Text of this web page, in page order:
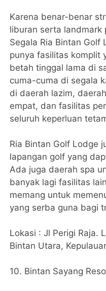
Karena benar-benar
liburan serta landmark
Segala Ria Bintan
punya fasilitas komplit
betah tinggal lama di
cuma-cuma di segala
di daerah lazim,
empat, dan fasilitas
seluruh keperluan
Ria Bintan Golf Lodge
lapangan golf yang
Ada juga daerah spa
banyak lagi fasilitas
memang untuk
yang serba guna bagi
Lokasi : Jl Perigi Raja.
Bintan Utara,
10. Bintan Sayang